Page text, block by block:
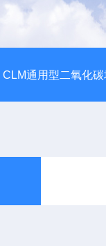
CLM通用型二氧化碳